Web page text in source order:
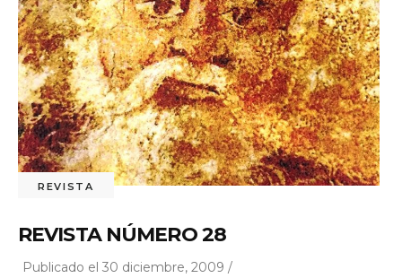
REVISTA
REVISTA NÚMERO 28
Publicado el 30 diciembre, 2009 /